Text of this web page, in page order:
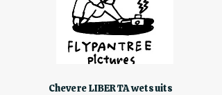
Chevere LIBERTA wetsuits